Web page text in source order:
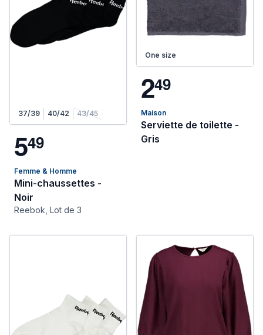
37/39 40/42 43/45
549
Femme & Homme
Mini-chaussettes -
Noir
Reebok, Lot de 3
One size
249
Maison
Serviette de toilette -
Gris